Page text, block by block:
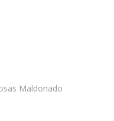
Maldonado